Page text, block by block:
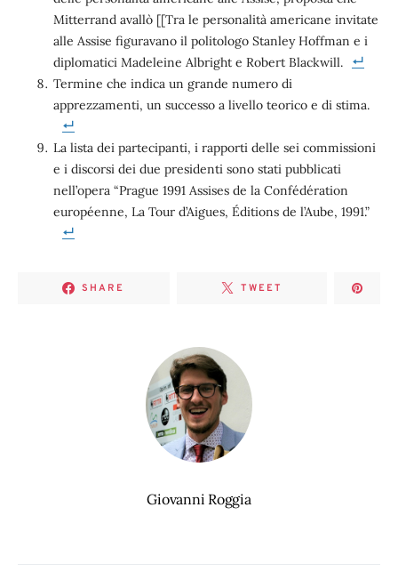
Mitterrand avallò [[Tra le personalità americane invitate
alle Assise figuravano il politologo Stanley Hoffman e i
diplomatici Madeleine Albright e Robert Blackwill.
Termine che indica un grande numero di
apprezzamenti, un successo a livello teorico e di stima.
La lista dei partecipanti, i rapporti delle sei commissioni
e i discorsi dei due presidenti sono stati pubblicati
nell’opera “Prague 1991 Assises de la Confédération
européenne, La Tour d’Aigues, Éditions de l’Aube, 1991.”
SHARE TWEET
Giovanni Roggia